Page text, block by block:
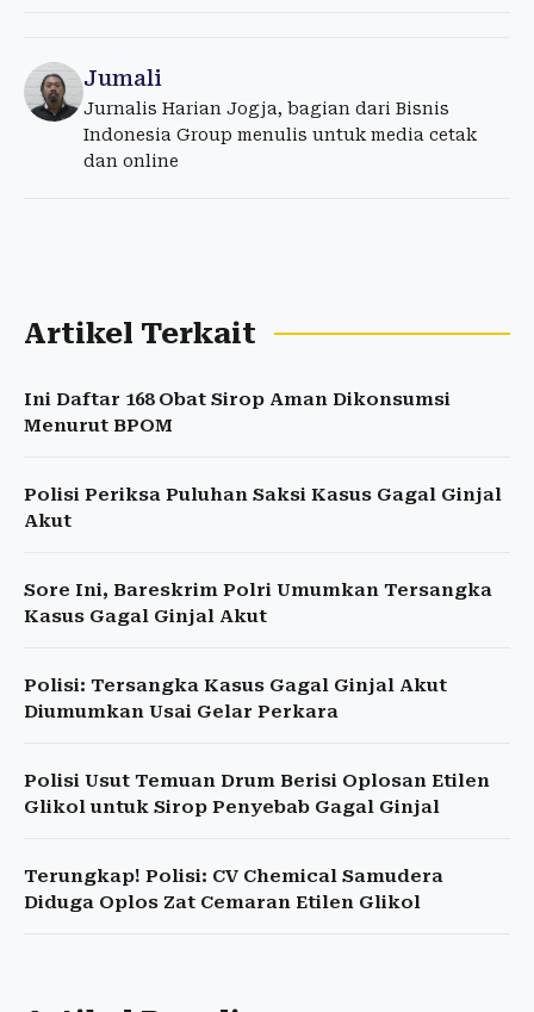
Jumali
Jurnalis Harian Jogja, bagian dari Bisnis
Indonesia Group menulis untuk media cetak
dan online
Artikel Terkait
Ini Daftar 168 Obat Sirop Aman Dikonsumsi
Menurut BPOM
Polisi Periksa Puluhan Saksi Kasus Gagal Ginjal
Akut
Sore Ini, Bareskrim Polri Umumkan Tersangka
Kasus Gagal Ginjal Akut
Polisi: Tersangka Kasus Gagal Ginjal Akut
Diumumkan Usai Gelar Perkara
Polisi Usut Temuan Drum Berisi Oplosan Etilen
Glikol untuk Sirop Penyebab Gagal Ginjal
Terungkap! Polisi: CV Chemical Samudera
Diduga Oplos Zat Cemaran Etilen Glikol